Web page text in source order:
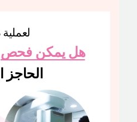
هل يمكن فحص
الحاجز